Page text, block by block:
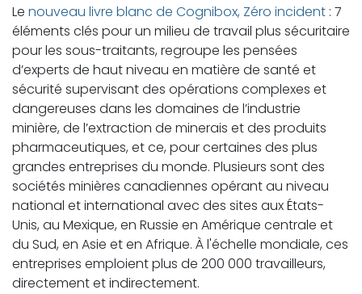
Le nouveau livre blanc de Cognibox, Zéro incident : 7
éléments clés pour un milieu de travail plus sécuritaire
pour les sous-traitants, regroupe les pensées
d’experts de haut niveau en matière de santé et
sécurité supervisant des opérations complexes et
dangereuses dans les domaines de l’industrie
minière, de l’extraction de minerais et des produits
pharmaceutiques, et ce, pour certaines des plus
grandes entreprises du monde. Plusieurs sont des
sociétés minières canadiennes opérant au niveau
national et international avec des sites aux États-
Unis, au Mexique, en Russie en Amérique centrale et
du Sud, en Asie et en Afrique. À l'échelle mondiale, ces
entreprises emploient plus de 200 000 travailleurs,
directement et indirectement.